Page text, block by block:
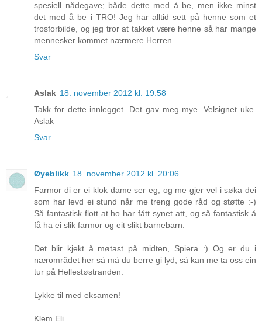
spesiell nådegave; både dette med å be, men ikke minst
det med å be i TRO! Jeg har alltid sett på henne som et
trosforbilde, og jeg tror at takket være henne så har mange
mennesker kommet nærmere Herren...
Svar
Aslak 18. november 2012 kl. 19:58
Takk for dette innlegget. Det gav meg mye. Velsignet uke.
Aslak
Svar
Øyeblikk 18. november 2012 kl. 20:06
Farmor di er ei klok dame ser eg, og me gjer vel i søka dei
som har levd ei stund når me treng gode råd og støtte :-)
Så fantastisk flott at ho har fått synet att, og så fantastisk å
få ha ei slik farmor og eit slikt barnebarn.
Det blir kjekt å møtast på midten, Spiera :) Og er du i
nærområdet her så må du berre gi lyd, så kan me ta oss ein
tur på Hellestøstranden.
Lykke til med eksamen!
Klem Eli